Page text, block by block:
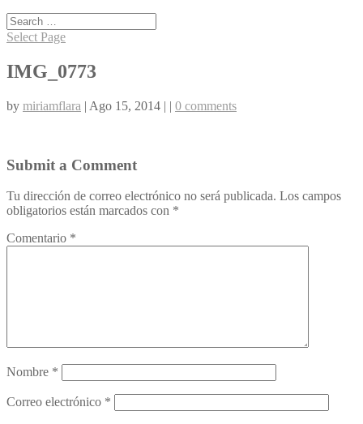
Select Page
IMG_0773
by miriamflara | Ago 15, 2014 | | 0 comments
Submit a Comment
Tu dirección de correo electrónico no será publicada. Los campos
obligatorios están marcados con *
Comentario *
Nombre *
Correo electrónico *